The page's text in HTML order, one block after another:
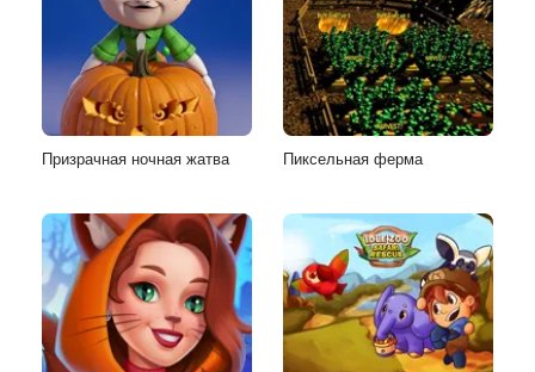
Призрачная ночная жатва Пиксельная ферма